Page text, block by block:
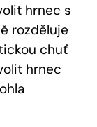
hrnec s
rozděluje
chuť
hrnec